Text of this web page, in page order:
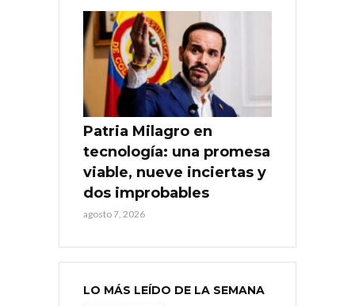
Patria Milagro en
tecnología: una promesa
viable, nueve inciertas y
dos improbables
agosto 7, 2026
LO MÁS LEÍDO DE LA SEMANA